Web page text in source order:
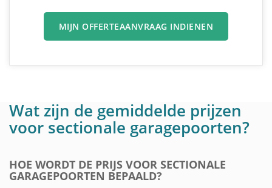
MIJN OFFERTEAANVRAAG INDIENEN
Wat zijn de gemiddelde prijzen
voor sectionale garagepoorten?
HOE WORDT DE PRIJS VOOR SECTIONALE
GARAGEPOORTEN BEPAALD?